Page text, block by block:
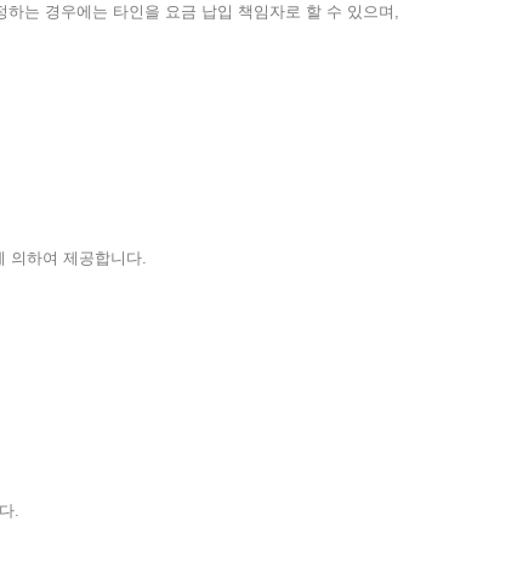
는 경우에는 타인을 요금 납입 책임자로 할 수 있으며,
의하여 제공합니다.
.